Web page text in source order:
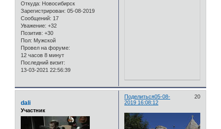
Откуда: Новосибирск
Зарегистрирован: 05-08-2019
Сообщений: 17
Уважение: +32
Позитив: +30
Пол: Мужской
Провел на форуме:
12 часов 8 минут
Последний визит:
13-03-2021 22:56:39
Поделиться 20
05-08-
2019 16:08:12
dali
Участник